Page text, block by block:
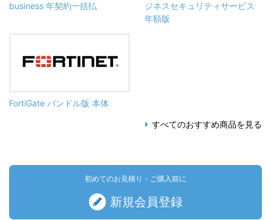
business 年契約一括払
ジネスセキュリティサービス
年額版
FortiGate バンドル版 本体
すべてのおすすめ商品を見る
初めてのお見積り・ご購入前に
新規会員登録